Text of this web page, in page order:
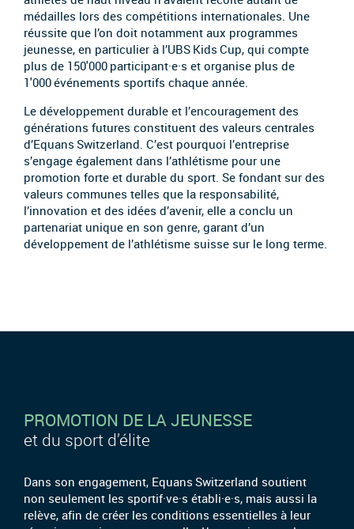
médailles lors des compétitions internationales. Une
réussite que l’on doit notamment aux programmes
jeunesse, en particulier à l’UBS Kids Cup, qui compte
plus de 150'000 participant·e·s et organise plus de
1'000 événements sportifs chaque année.
Le développement durable et l’encouragement des
générations futures constituent des valeurs centrales
d’Equans Switzerland. C’est pourquoi l’entreprise
s’engage également dans l’athlétisme pour une
promotion forte et durable du sport. Se fondant sur des
valeurs communes telles que la responsabilité,
l’innovation et des idées d’avenir, elle a conclu un
partenariat unique en son genre, garant d’un
développement de l’athlétisme suisse sur le long terme.
PROMOTION DE LA JEUNESSE
et du sport d’élite
Dans son engagement, Equans Switzerland soutient
non seulement les sportif·ve·s établi·e·s, mais aussi la
relève, afin de créer les conditions essentielles à leur